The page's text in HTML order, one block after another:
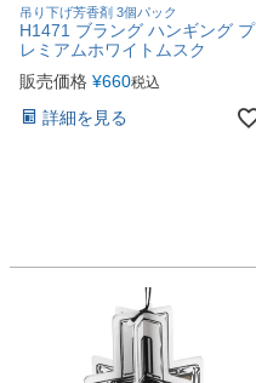
吊り下げ芳香剤 3個パック
H1471 ブラング ハンギング プ
レミアムホワイトムスク
販売価格 ¥660税込
詳細を見る